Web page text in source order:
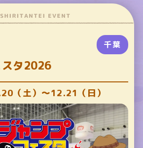
千葉
スタ2026
（土）～12.21（日）